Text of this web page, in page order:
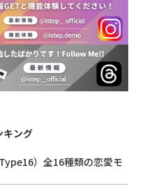
キング
）全16種類の恋愛モ